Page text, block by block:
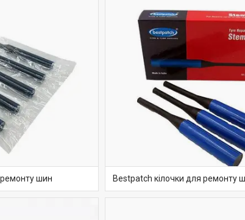
шин Bestpatch кілочки для ремонту